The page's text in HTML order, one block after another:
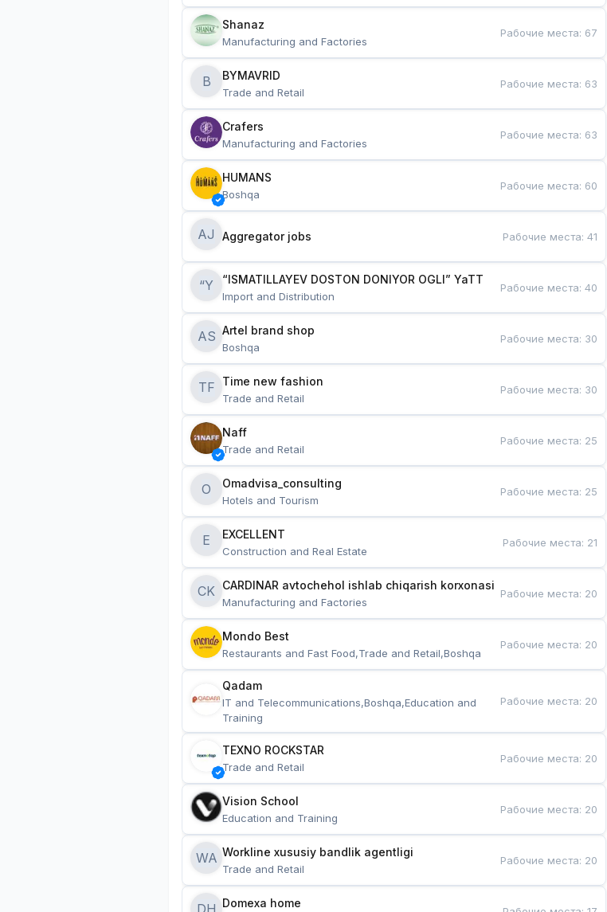
Shanaz
Manufacturing and Factories
Рабочие места: 67
B BYMAVRID
Trade and Retail
Рабочие места: 63
Crafers
Manufacturing and Factories
Рабочие места: 63
HUMANS
Boshqa
Рабочие места: 60
AJ Aggregator jobs Рабочие места:41
“Y “ISMATILLAYEV DOSTON DONIYOR OGLI” YaTT
Import and Distribution
Рабочие места:40
AS Artel brand shop
Boshqa
Рабочие места: 30
TF Time new fashion
Trade and Retail
Рабочие места: 30
Naff
Trade and Retail
Рабочие места: 25
O Omadvisa_consulting
Hotels and Tourism
Рабочие места: 25
E EXCELLENT
Construction and Real Estate
Рабочие места: 21
CK CARDINAR avtochehol ishlab chiqarish korxonasi
Manufacturing and Factories
Рабочие места: 20
Mondo Best
Restaurants and Fast Food,Trade and Retail,Boshqa
Рабочие места: 20
Qadam
IT and Telecommunications,Boshqa,Education and
Training
Рабочие места: 20
TEXNO ROCKSTAR
Trade and Retail
Рабочие места: 20
Vision School
Education and Training
Рабочие места: 20
WA Workline xususiy bandlik agentligi
Trade and Retail
Рабочие места: 20
DH Domexa home